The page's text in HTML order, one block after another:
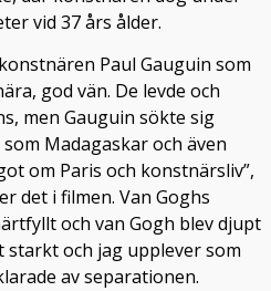
vid 37 års ålder.
Paul Gauguin som
god vän. De levde och
men Gauguin sökte sig
Madagaskar och även
om Paris och konstnärsliv”,
det i filmen. Van Goghs
och van Gogh blev djupt
starkt och jag upplever som
av separationen.